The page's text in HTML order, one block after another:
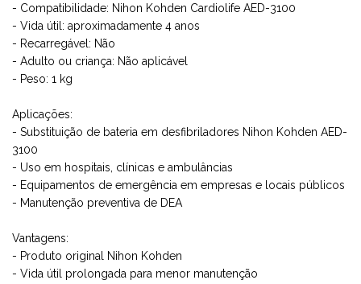
- Compatibilidade: Nihon Kohden Cardiolife AED-3100
- Vida útil: aproximadamente 4 anos
- Recarregável: Não
- Adulto ou criança: Não aplicável
- Peso: 1 kg
Aplicações:
- Substituição de bateria em desfibriladores Nihon Kohden AED-
3100
- Uso em hospitais, clínicas e ambulâncias
- Equipamentos de emergência em empresas e locais públicos
- Manutenção preventiva de DEA
Vantagens:
- Produto original Nihon Kohden
- Vida útil prolongada para menor manutenção